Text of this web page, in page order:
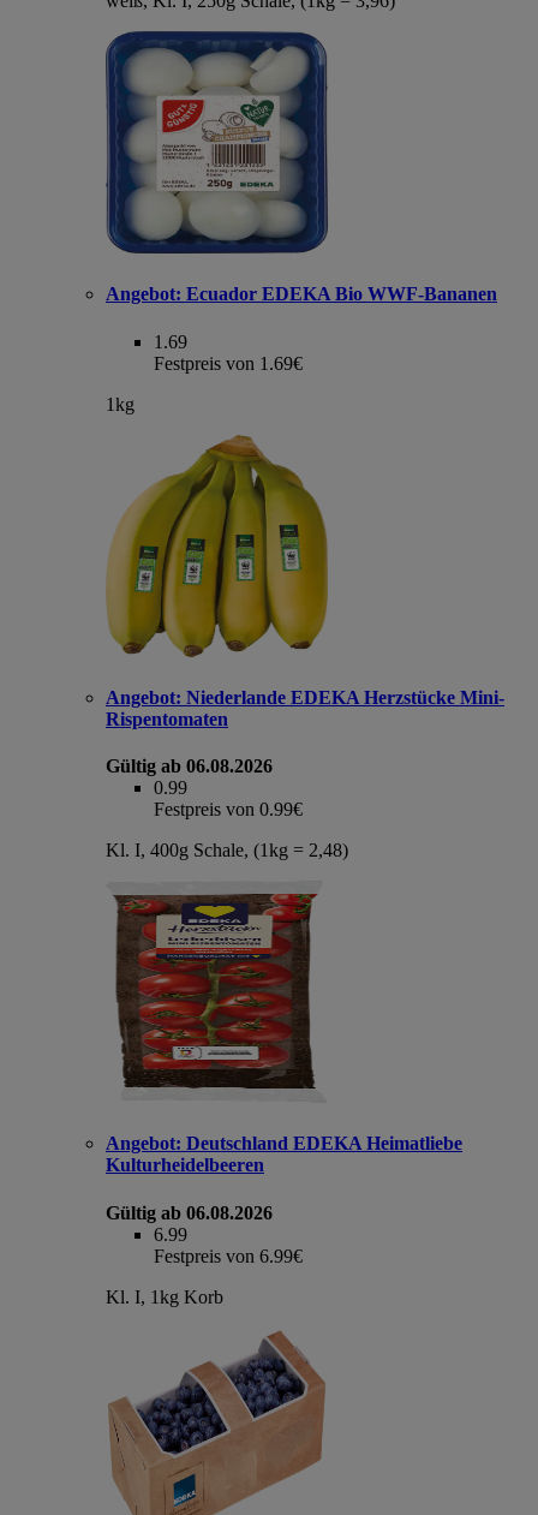
Angebot: Ecuador EDEKA Bio WWF-Bananen
1.69
Festpreis von 1.69€
1kg
Angebot: Niederlande EDEKA Herzstücke Mini-
Rispentomaten
Gültig ab 06.08.2026
0.99
Festpreis von 0.99€
Kl. I, 400g Schale, (1kg = 2,48)
Angebot: Deutschland EDEKA Heimatliebe
Kulturheidelbeeren
Gültig ab 06.08.2026
6.99
Festpreis von 6.99€
Kl. I, 1kg Korb